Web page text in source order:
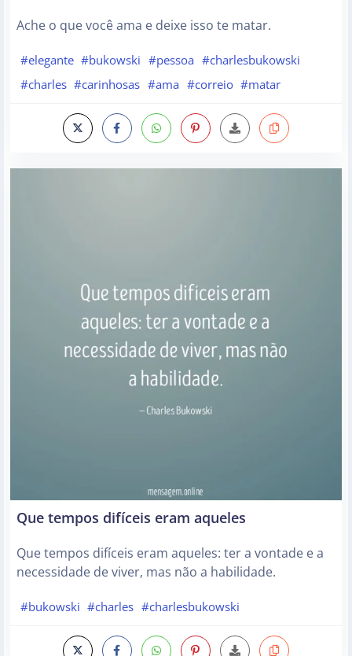
Ache o que você ama e deixe isso te matar.
#elegante #bukowski #pessoa #charlesbukowski
#charles #carinhosas #ama #correio #matar
Que tempos difíceis eram aqueles
Que tempos difíceis eram aqueles: ter a vontade e a
necessidade de viver, mas não a habilidade.
#bukowski #charles #charlesbukowski